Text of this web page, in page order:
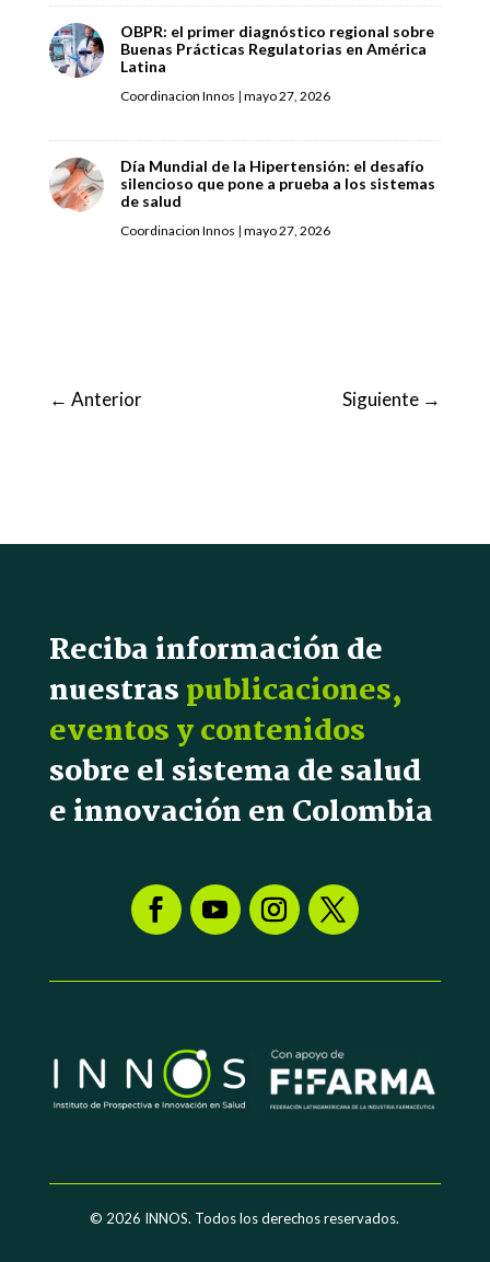
OBPR: el primer diagnóstico regional sobre
Buenas Prácticas Regulatorias en América
Latina
Coordinacion Innos | mayo 27, 2026
Día Mundial de la Hipertensión: el desafío
silencioso que pone a prueba a los sistemas
de salud
Coordinacion Innos | mayo 27, 2026
← Anterior Siguiente →
Reciba información de
nuestraspublicaciones,
eventos y contenidos
sobre el sistema de salud
e innovación en Colombia
© 2026 INNOS. Todos los derechos reservados.